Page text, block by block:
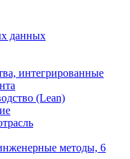
данных
интегрированные
(Lean)
методы, 6